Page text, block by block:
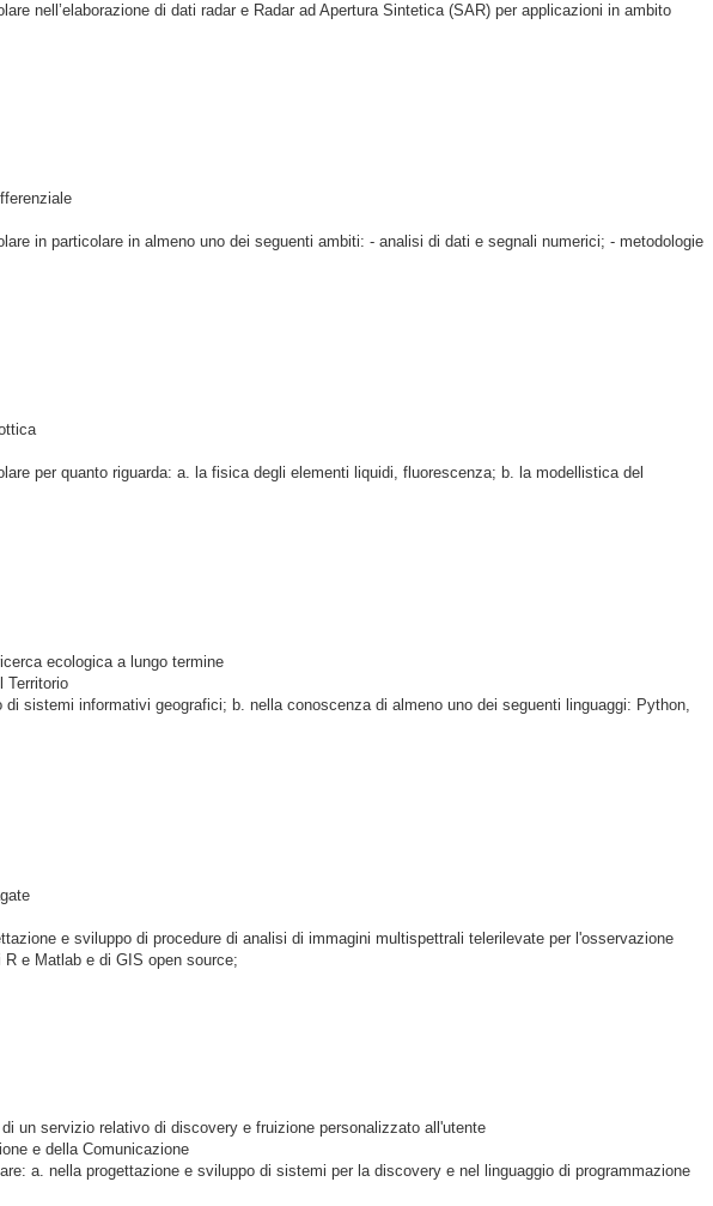
nell’elaborazione di dati radar e Radar ad Apertura Sintetica (SAR) per applicazioni in ambito
in particolare in almeno uno dei seguenti ambiti: - analisi di dati e segnali numerici; - metodologie
per quanto riguarda: a. la fisica degli elementi liquidi, fluorescenza; b. la modellistica del
ecologica a lungo termine
Territorio
di sistemi informativi geografici; b. nella conoscenza di almeno uno dei seguenti linguaggi: Python,
e sviluppo di procedure di analisi di immagini multispettrali telerilevate per l'osservazione
e Matlab e di GIS open source;
un servizio relativo di discovery e fruizione personalizzato all'utente
e della Comunicazione
a. nella progettazione e sviluppo di sistemi per la discovery e nel linguaggio di programmazione